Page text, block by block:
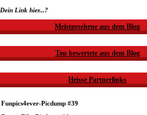
Dein Link hier...?
Meistgesehene aus dem Blog
Top bewertete aus dem Blog
Heisse Partnerlinks
Funpics4ever-Picdump #39